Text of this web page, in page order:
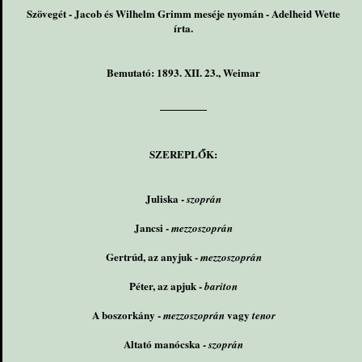
Szövegét - Jacob és Wilhelm Grimm meséje nyomán - Adelheid Wette
írta.
Bemutató: 1893. XII. 23., Weimar
SZEREPLŐK:
Juliska -szoprán
Jancsi -mezzoszoprán
Gertrúd, az anyjuk -mezzoszoprán
Péter, az apjuk -bariton
A boszorkány -mezzoszopránvagy tenor
Altató manócska -szoprán